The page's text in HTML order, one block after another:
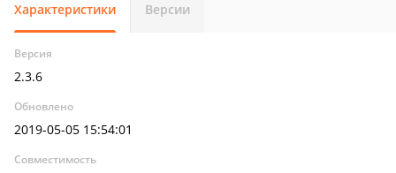
Характеристики Версии
Версия
2.3.6
Обновлено
2019-05-05 15:54:01
Совместимость